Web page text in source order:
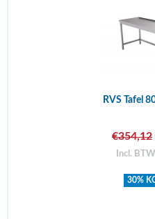
RVS Tafel
€354,12
Incl.
30%